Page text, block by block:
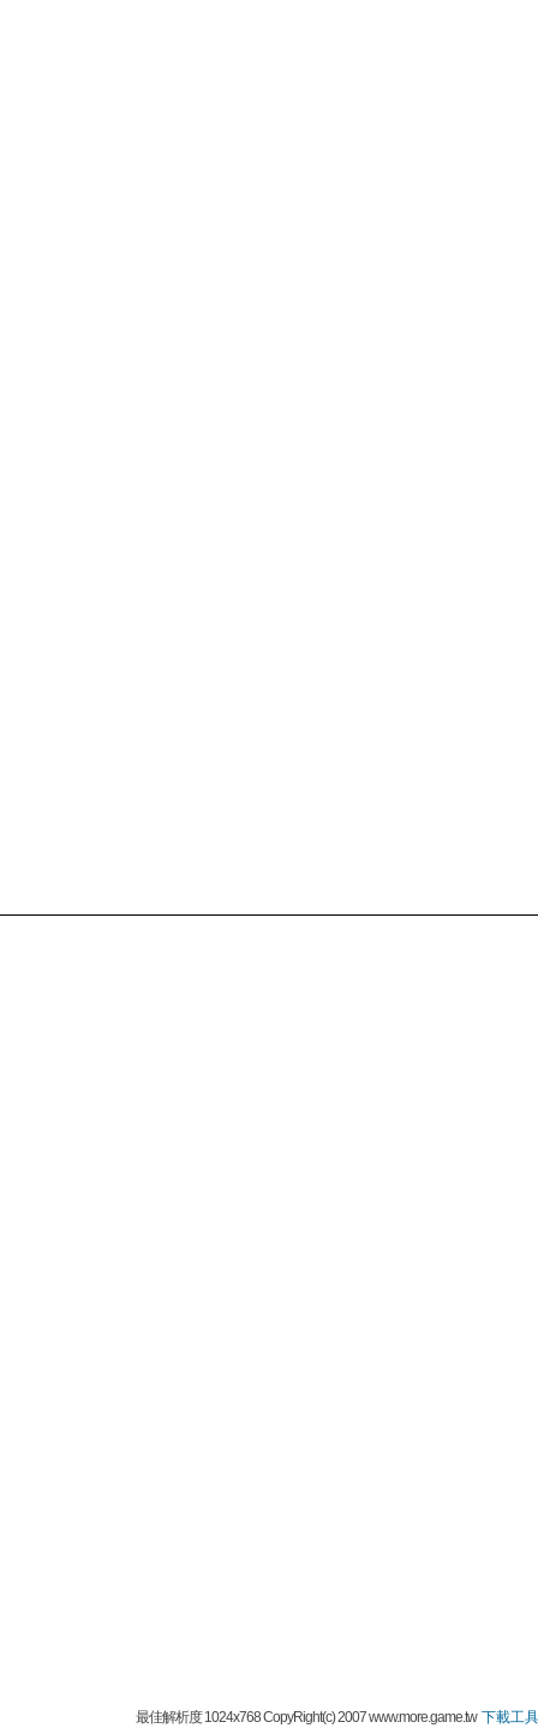
最佳解析度 1024x768 CopyRight(c) 2007 www.more.game.tw下載工